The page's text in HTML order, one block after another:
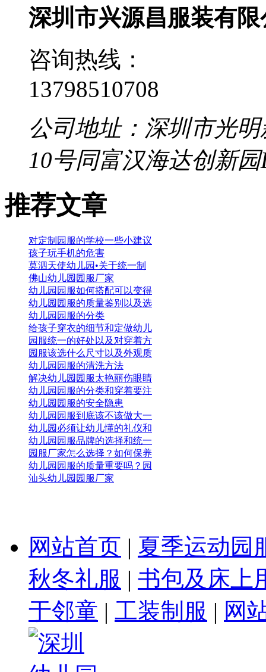
深圳市兴源昌服装有限
咨询热线：
13798510708
公司地址：深圳市光
10号同富汉海达创新
推荐文章
对定制园服的学校一些小建议
孩子玩手机的危害
莫泗天使幼儿园•关于统一制
佛山幼儿园园服厂家
幼儿园园服如何搭配可以变得
幼儿园园服的质量鉴别以及选
幼儿园园服的分类
给孩子穿衣的细节和定做幼儿
园服统一的好处以及对穿着方
园服该选什么尺寸以及外观质
幼儿园园服的清洗方法
解决幼儿园园服太艳丽伤眼睛
幼儿园园服的分类和穿着要注
幼儿园园服的安全隐患
幼儿园园服到底该不该做大一
幼儿园必须让幼儿懂的礼仪和
幼儿园园服品牌的选择和统一
园服厂家怎么选择？如何保养
幼儿园园服的质量重要吗？园
汕头幼儿园园服厂家
网站首页 | 夏季运动园
秋冬礼服 | 书包及床上
于邻童 | 工装制服 | 网